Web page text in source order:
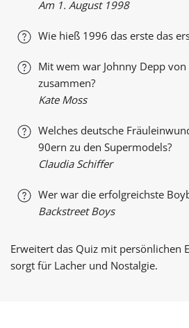
Am 1. August 1998
Wie hieß 1996 das erste das
Mit wem war Johnny Depp
zusammen?
Kate Moss
Welches deutsche
90ern zu den Supermodels?
Claudia Schiffer
Wer war die erfolgreichste
Backstreet Boys
Erweitert das Quiz mit persönlichen
sorgt für Lacher und Nostalgie.